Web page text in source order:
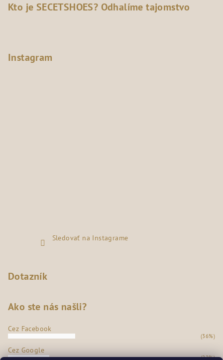
Kto je SECETSHOES? Odhalíme tajomstvo
Instagram
Sledovať na Instagrame
Dotazník
Ako ste nás našli?
Cez Facebook
(36%)
Cez Google
(22%)